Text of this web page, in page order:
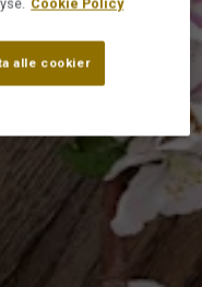
Cookie Policy
alle cookier